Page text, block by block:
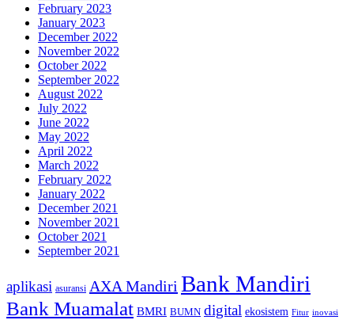
February 2023
January 2023
December 2022
November 2022
October 2022
September 2022
August 2022
July 2022
June 2022
May 2022
April 2022
March 2022
February 2022
January 2022
December 2021
November 2021
October 2021
September 2021
aplikasi asuransi AXA Mandiri Bank Mandiri
Bank Muamalat BMRI BUMN digital ekosistem Fitur inovasi